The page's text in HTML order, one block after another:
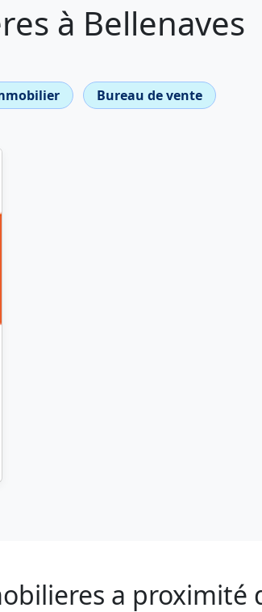
à Bellenaves
Bureau de vente
a proximité